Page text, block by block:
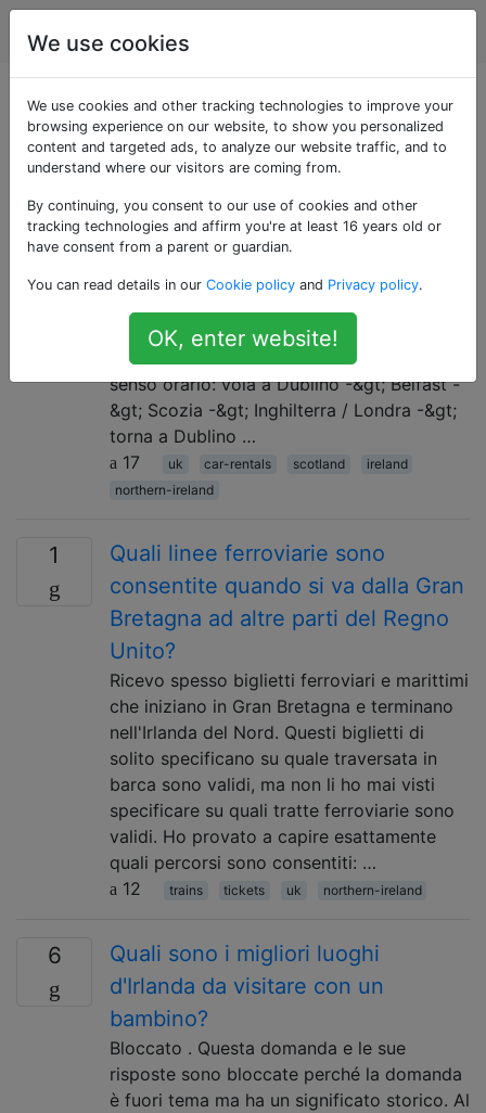
Viaggio
Domande taggate
«northern-ireland»
3
Noleggiare un'auto in Irlanda e
Gran Bretagna: 1 noleggio o 2?
Mia moglie, due bambini e io viaggeremo in
novembre. Stiamo volando dentro e fuori
Dublino. Il nostro piano è di fare un tour in
senso orario: vola a Dublino -&gt; Belfast -
&gt; Scozia -&gt; Inghilterra / Londra -&gt;
torna a Dublino …
17
uk car-rentals scotland
ireland
northern-ireland
1
Quali linee ferroviarie sono
consentite quando si va dalla Gran
Bretagna ad altre parti del Regno
Unito?
Ricevo spesso biglietti ferroviari e marittimi
che iniziano in Gran Bretagna e terminano
nell'Irlanda del Nord. Questi biglietti di
solito specificano su quale traversata in
barca sono validi, ma non li ho mai visti
specificare su quali tratte ferroviarie sono
validi. Ho provato a capire esattamente
quali percorsi sono consentiti: …
12
trains tickets uk northern-ireland
6
Quali sono i migliori luoghi
d'Irlanda da visitare con un
bambino?
Bloccato . Questa domanda e le sue
risposte sono bloccate perché la domanda
è fuori tema ma ha un significato storico. Al
We use cookies
We use cookies and other tracking technologies to improve your
browsing experience on our website, to show you personalized
content and targeted ads, to analyze our website traffic, and to
understand where our visitors are coming from.
By continuing, you consent to our use of cookies and other
tracking technologies and affirm you're at least 16 years old or
have consent from a parent or guardian.
You can read details in our Cookie policy and Privacy policy.
OK, enter website!